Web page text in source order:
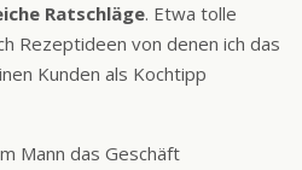
Ratschläge. Etwa tolle
Rezeptideen von denen ich das
Kunden als Kochtipp
Mann das Geschäft